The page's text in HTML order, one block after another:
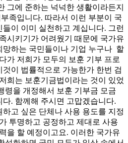
그에 준하는 넉넉한 생활이라든지
족입니다. 따라서 이런 부분이 국
이 이미 실천하고 계십니다. 그런
시키기가 어려웠기 때문에 국가유
망하는 국민들이나 기업 누구나 할
가 저희가 모두의 보훈 기부 프로
이 법률적으로 가능한가 한번 검
희는 보훈기금법이라는 것이 있었
령을 개정해서 보훈 기부금 모금
. 함께해 주시면 고맙겠습니다.
고 싶은 단체나 사용 용도를 지정
투명하고 공정하고 제대로 사용
을 할 예정이고요. 이러한 국가유